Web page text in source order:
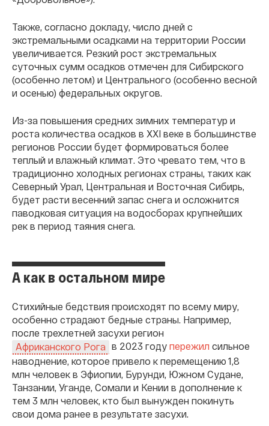
Также, согласно докладу, число дней с
экстремальными осадками на территории России
увеличивается. Резкий рост экстремальных
суточных сумм осадков отмечен для Сибирского
(особенно летом) и Центрального (особенно весной
и осенью) федеральных округов.
Из-за повышения средних зимних температур и
роста количества осадков в XXI веке в большинстве
регионов России будет формироваться более
теплый и влажный климат. Это чревато тем, что в
традиционно холодных регионах страны, таких как
Северный Урал, Центральная и Восточная Сибирь,
будет расти весенний запас снега и осложнится
паводковая ситуация на водосборах крупнейших
рек в период таяния снега.
А как в остальном мире
Стихийные бедствия происходят по всему миру,
особенно страдают бедные страны. Например,
после трехлетней засухи регион
Африканского Рога в 2023 году пережил сильное
наводнение, которое привело к перемещению 1,8
млн человек в Эфиопии, Бурунди, Южном Судане,
Танзании, Уганде, Сомали и Кении в дополнение к
тем 3 млн человек, кто был вынужден покинуть
свои дома ранее в результате засухи.